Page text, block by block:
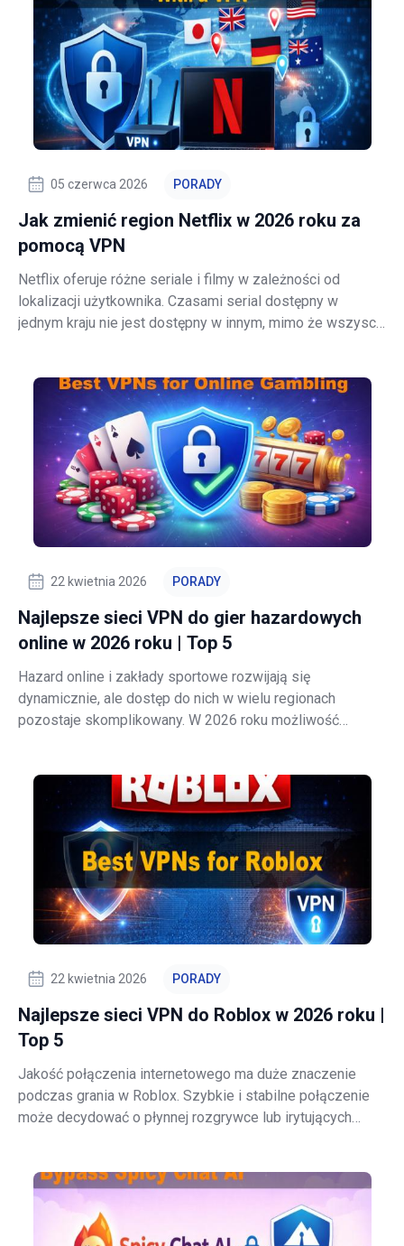
05 czerwca 2026 PORADY
Jak zmienić region Netflix w 2026 roku za
pomocą VPN
Netflix oferuje różne seriale i filmy w zależności od
lokalizacji użytkownika. Czasami serial dostępny w
jednym kraju nie jest dostępny w innym, mimo że wszyscy
wiele osób wciąż szuka sposob
22 kwietnia 2026 PORADY
Najlepsze sieci VPN do gier hazardowych
online w 2026 roku | Top 5
Hazard online i zakłady sportowe rozwijają się
dynamicznie, ale dostęp do nich w wielu regionach
pozostaje skomplikowany. W 2026 roku możliwość
usługa, która działa w domu, może wyświet
22 kwietnia 2026 PORADY
Najlepsze sieci VPN do Roblox w 2026 roku |
Top 5
Jakość połączenia internetowego ma duże znaczenie
podczas grania w Roblox. Szybkie i stabilne połączenie
może decydować o płynnej rozgrywce lub irytujących
współdzielonych, takich jak szkolne lub p